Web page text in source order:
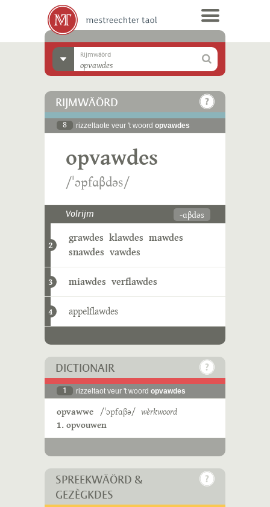
Rijmwäörd
RIJMWÄÖRD
8 rizzeltaote veur 't woord opvawdes
opvawdes
/ˈɔpfɑβdəs/
Volrijm -ɑβdəs
2
grawdes klawdes mawdes
snawdes vawdes
3 miawdes verflawdes
4 appelflawdes
DICTIONAIR
1 rizzeltaot veur 't woord opvawdes
opvawwe /ˈɔpfɑβə/ wèrkwoord
1. opvouwen
SPREEKWÄÖRD &
GEZÈGKDES